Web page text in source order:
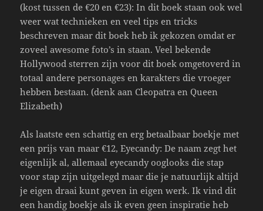
(kost tussen de €20 en €23): In dit boek staan ook wel
weer wat technieken en veel tips en tricks
beschreven maar dit boek heb ik gekozen omdat er
zoveel awesome foto’s in staan. Veel bekende
Hollywood sterren zijn voor dit boek omgetoverd in
totaal andere personages en karakters die vroeger
hebben bestaan. (denk aan Cleopatra en Queen
Elizabeth)
Als laatste een schattig en erg betaalbaar boekje met
een prijs van maar €12, Eyecandy: De naam zegt het
eigenlijk al, allemaal eyecandy ooglooks die stap
voor stap zijn uitgelegd maar die je natuurlijk altijd
je eigen draai kunt geven in eigen werk. Ik vind dit
een handig boekje als ik even geen inspiratie heb